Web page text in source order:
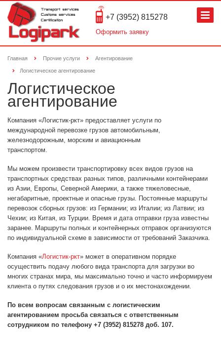
+7 (3952) 815278
Оформить заявку
Главная Прочие услуги Агентирование
Логистическое агентирование
Логистическое
агентирование
Компания «Логистик-ркт» предоставляет услуги по
международной перевозке грузов автомобильным,
железнодорожным, морским и авиационным
транспортом.
Мы можем произвести транспортировку всех видов грузов на
транспортных средствах разных типов, различными контейнерами
из Азии, Европы, Северной Америки, а также тяжеловесные,
негабаритные, проектные и опасные грузы. Постоянные маршруты
перевозок сборных грузов: из Германии; из Италии; из Латвии; из
Чехии; из Китая, из Турции. Время и дата отправки груза известны
заранее. Маршруты полных и контейнерных отправок организуются
по индивидуальной схеме в зависимости от требований Заказчика.
Компания «Логистик-ркт» может в оперативном порядке
осуществить подачу любого вида транспорта для загрузки во
многих странах мира, мы максимально точно и часто информируем
клиента о путях следования грузов и о их местонахождении.
По всем вопросам связанным с логистическим
агентированием просьба связаться с ответственным
сотрудником по телефону +7 (3952) 815278 доб. 107.